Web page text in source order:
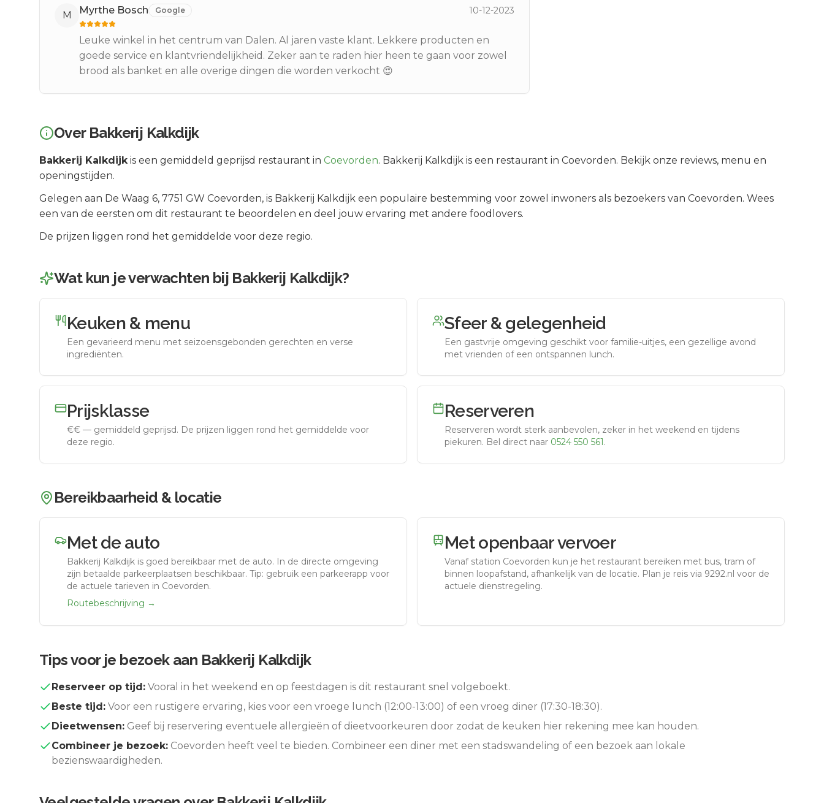
M Myrthe Bosch Google 10-12-2023
Leuke winkel in het centrum van Dalen. Al jaren vaste klant. Lekkere producten en
goede service en klantvriendelijkheid. Zeker aan te raden hier heen te gaan voor zowel
brood als banket en alle overige dingen die worden verkocht 😍
Over Bakkerij Kalkdijk
Bakkerij Kalkdijkis een gemiddeld geprijsd restaurant in Coevorden. Bakkerij Kalkdijk is een restaurant in Coevorden. Bekijk onze reviews, menu en
openingstijden.
Gelegen aan De Waag 6, 7751 GW Coevorden, is Bakkerij Kalkdijk een populaire bestemming voor zowel inwoners als bezoekers van Coevorden. Wees
een van de eersten om dit restaurant te beoordelen en deel jouw ervaring met andere foodlovers.
De prijzen liggen rond het gemiddelde voor deze regio.
Wat kun je verwachten bij Bakkerij Kalkdijk?
Keuken & menu
Een gevarieerd menu met seizoensgebonden gerechten en verse
ingrediënten.
Sfeer & gelegenheid
Een gastvrije omgeving geschikt voor familie-uitjes, een gezellige avond
met vrienden of een ontspannen lunch.
Prijsklasse
€€ — gemiddeld geprijsd. De prijzen liggen rond het gemiddelde voor
deze regio.
Reserveren
Reserveren wordt sterk aanbevolen, zeker in het weekend en tijdens
piekuren. Bel direct naar 0524 550 561.
Bereikbaarheid & locatie
Met de auto
Bakkerij Kalkdijk is goed bereikbaar met de auto. In de directe omgeving
zijn betaalde parkeerplaatsen beschikbaar. Tip: gebruik een parkeerapp voor
de actuele tarieven in Coevorden.
Routebeschrijving →
Met openbaar vervoer
Vanaf station Coevorden kun je het restaurant bereiken met bus, tram of
binnen loopafstand, afhankelijk van de locatie. Plan je reis via 9292.nl voor de
actuele dienstregeling.
Tips voor je bezoek aan Bakkerij Kalkdijk
Reserveer op tijd: Vooral in het weekend en op feestdagen is dit restaurant snel volgeboekt.
Beste tijd: Voor een rustigere ervaring, kies voor een vroege lunch (12:00-13:00) of een vroeg diner (17:30-18:30).
Dieetwensen: Geef bij reservering eventuele allergieën of dieetvoorkeuren door zodat de keuken hier rekening mee kan houden.
Combineer je bezoek: Coevorden heeft veel te bieden. Combineer een diner met een stadswandeling of een bezoek aan lokale
bezienswaardigheden.